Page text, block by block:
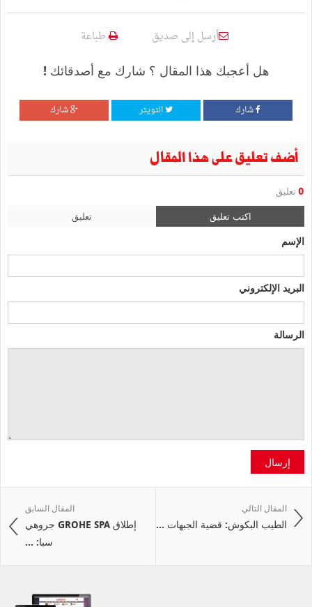
أرسل إلى صديق طباعة
هل أعجبك هذا المقال ؟ شارك مع أصدقائك !
شارك التويتر شارك
أضف تعليق على هذا المقال
0 تعليق
اكتب تعليق تعليق
الإسم
البريد الإلكتروني
الرسالة
إرسال
المقال السابق
إطلاق GROHE SPA جروهي
سبا: ...
المقال التالي
الطيب البكوش: قضية الجبهات ...